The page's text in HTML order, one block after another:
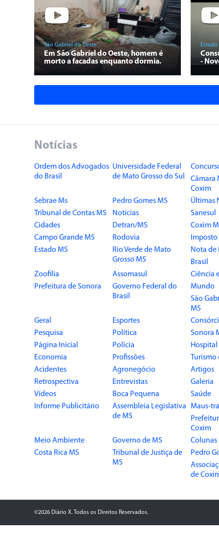
São Gabriel do Oeste
Em São Gabriel do Oeste, homem é
morto a facadas enquanto dormia.
Estado
-
Notícias
Ordem dos Advogados
do Brasil
Universidade Federal
de Mato Grosso do Sul
Câmara
Coxim
Sebrae Ms
Pedro Gomes MS
Últimas
Tribunal de Contas MS
Notícias
Sanesul
Cidades
Detran/MS
Coxim
Campo Grande MS
Rodovia
Estado MS
Rio Verde de Mato
Grosso MS
Nota de
Brasil
Zoofilia
Assomasul
Ciência
Prefeitura de Sonora
Governo Federal do
Brasil
Mundo
São
MS
Geral
Esportes
Pesquisa
Política
Sonora
Página Inicial
Polícia
Economia
Profissões
Turismo
Acidentes
Agronegócio
Artigos
Retrospectiva
Entrevistas
Galeria
Vídeos
Boca Pequena
Saúde
Informe Publicitário
Assembleia Legislativa
de MS
Maus-
Coxim
Meio Ambiente
Governo de MS
Colunas
Costa Rica MS
Tribunal de Justiça de
MS
Pedro
de
©2026 Diário X. Todos os Direitos Reservados.